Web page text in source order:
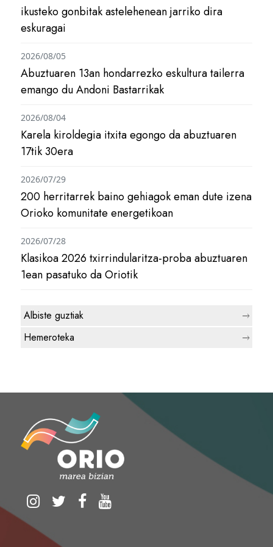
ikusteko gonbitak astelehenean jarriko dira
eskuragai
Abuztuaren 13an hondarrezko eskultura tailerra
emango du Andoni Bastarrikak
2026/08/05
Karela kiroldegia itxita egongo da abuztuaren
17tik 30era
2026/08/04
200 herritarrek baino gehiagok eman dute izena
Orioko komunitate energetikoan
2026/07/29
Klasikoa 2026 txirrindularitza-proba abuztuaren
1ean pasatuko da Oriotik
2026/07/28
Albiste guztiak
Hemeroteka